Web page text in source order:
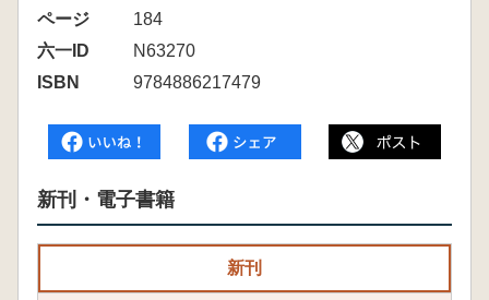
ページ
184
六一ID
N63270
ISBN
9784886217479
新刊・電子書籍
新刊